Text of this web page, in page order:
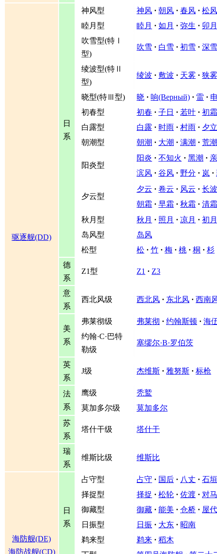
驱逐舰(DD)
日
系
神风型 神风 · 朝风 · 春风 · 松风
睦月型
睦月 · 如月 · 弥生 · 卯月
吹雪型(特Ⅰ
型)
吹雪 · 白雪 · 初雪 · 深雪
绫波型(特Ⅱ
型)
绫波 · 敷波 · 天雾 · 狭雾
晓型(特Ⅲ型) 晓 · 响(Верный) · 雷 ·
初春型
初春 · 子日 · 若叶 · 初霜
白露型
白露 · 时雨 · 村雨 · 夕立
朝潮型
朝潮 · 大潮 · 满潮 · 荒潮
阳炎型
阳炎 · 不知火 · 黑潮 ·
滨风 · 谷风 · 野分 · 岚 ·
夕云型
夕云 · 卷云 · 风云 · 长波
朝霜 · 早霜 · 秋霜 · 清霜
秋月型
秋月 · 照月 · 凉月 · 初月
岛风型
岛风
松型
松 · 竹 · 梅 · 桃 · 桐 · 杉
德
系
Z1型 Z1 · Z3
意
系
西北风级 西北风 · 东北风 · 西南
美
系
弗莱彻级 弗莱彻 · 约翰斯顿 · 海
约翰·C·巴特
勒级
塞缪尔·B·罗伯茨
英
系
J级 杰维斯 · 雅努斯 · 标枪
法
系
鹰级
秃鹫
莫加多尔级
莫加多尔
苏
系
塔什干级 塔什干
瑞
系
维斯比级 维斯比
海防舰(DE)
海防战舰(CD)
日
系
占守型 占守 · 国后 · 八丈 · 石垣
择捉型
择捉 · 松轮 · 佐渡 · 对马
御藏型
御藏 · 能美 · 仓桥 · 屋代
日振型
日振 · 大东 · 昭南
鹈来型
鹈来 · 稻木